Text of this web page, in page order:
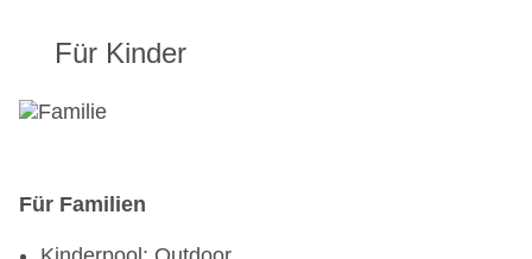
Für Kinder
Für Familien